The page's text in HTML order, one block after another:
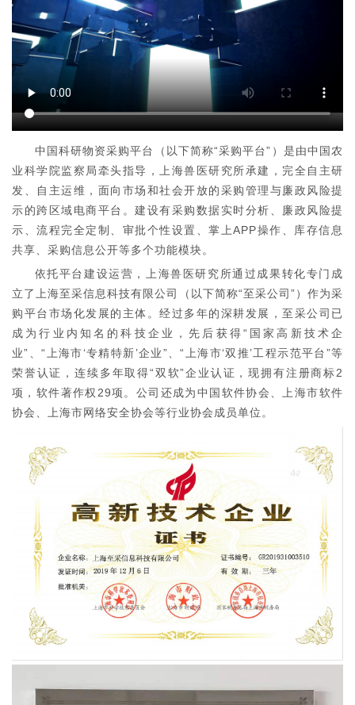
中国科研物资采购平台（以下简称“采购平台”）是由中国农
业科学院监察局牵头指导，上海兽医研究所承建，完全自主研
发、自主运维，面向市场和社会开放的采购管理与廉政风险提
示的跨区域电商平台。建设有采购数据实时分析、廉政风险提
示、流程完全定制、审批个性设置、掌上APP操作、库存信息
共享、采购信息公开等多个功能模块。
依托平台建设运营，上海兽医研究所通过成果转化专门成
立了上海至采信息科技有限公司（以下简称“至采公司”）作为采
购平台市场化发展的主体。经过多年的深耕发展，至采公司已
成为行业内知名的科技企业，先后获得“国家高新技术企
业”、“上海市‘专精特新’企业”、“上海市‘双推’工程示范平台”等
荣誉认证，连续多年取得“双软”企业认证，现拥有注册商标2
项，软件著作权29项。公司还成为中国软件协会、上海市软件
协会、上海市网络安全协会等行业协会成员单位。